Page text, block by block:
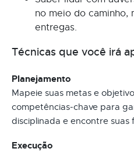
no meio do caminho,
entregas.
Técnicas que você irá
Planejamento
Mapeie suas metas e
competências-chave para
disciplinada e encontre suas
Execução